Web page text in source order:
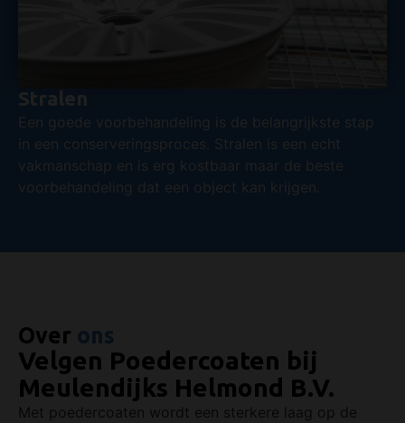
Stralen
Een goede voorbehandeling is de belangrijkste stap
in een conserveringsproces. Stralen is een echt
vakmanschap en is erg kostbaar maar de beste
voorbehandeling dat een object kan krijgen.
Over ons
Velgen Poedercoaten bij
Meulendijks Helmond B.V.
Met poedercoaten wordt een sterkere laag op de